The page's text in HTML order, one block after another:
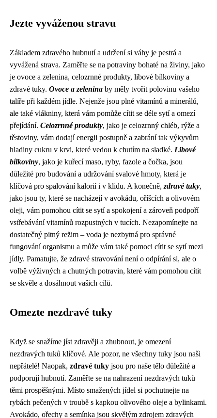
Jezte vyváženou stravu
Základem zdravého hubnutí a udržení si váhy je pestrá a
vyvážená strava. Zaměřte se na potraviny bohaté na živiny, jako
je ovoce a zelenina, celozrnné produkty, libové bílkoviny a
zdravé tuky. Ovoce a zelenina by měly tvořit polovinu vašeho
talíře při každém jídle. Nejenže jsou plné vitamínů a minerálů,
ale také vlákniny, která vám pomůže cítit se déle sytí a omezí
přejídání. Celozrnné produkty, jako je celozrnný chléb, rýže a
těstoviny, vám dodají energii postupně a zabrání tak výkyvům
hladiny cukru v krvi, které vedou k chutím na sladké. Libové
bílkoviny, jako je kuřecí maso, ryby, fazole a čočka, jsou
důležité pro budování a udržování svalové hmoty, která je
klíčová pro spalování kalorií i v klidu. A konečně,zdravé tuky,
jako jsou ty, které se nacházejí v avokádu, oříšcích a olivovém
oleji, vám pomohou cítit se sytí a spokojení a zároveň podpoří
vstřebávání vitamínů rozpustných v tucích. Nezapomínejte na
dostatečný pitný režim – voda je nezbytná pro správné
fungování organismu a může vám také pomoci cítit se sytí mezi
jídly. Pamatujte, že zdravé stravování není o odpírání si, ale o
volbě výživných a chutných potravin, které vám pomohou cítit
se skvěle a dosáhnout vašich cílů.
Omezte nezdravé tuky
Když se snažíme jíst zdravěji a zhubnout, je omezení
nezdravých tuků klíčové. Ale pozor, ne všechny tuky jsou naši
nepřátelé! Naopak, zdravé tuky jsou pro naše tělo důležité a
podporují hubnutí. Zaměřte se na nahrazení nezdravých tuků
těmi prospěšnými. Místo smažených jídel si pochutnejte na
rybách pečených v troubě s kapkou olivového oleje a bylinkami.
Avokádo, ořechy a semínka jsou skvělým zdrojem zdravých